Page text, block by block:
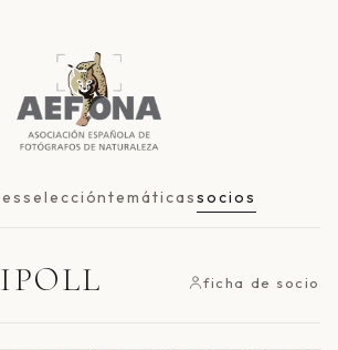
seleccióntemáticassocios
ficha de socio